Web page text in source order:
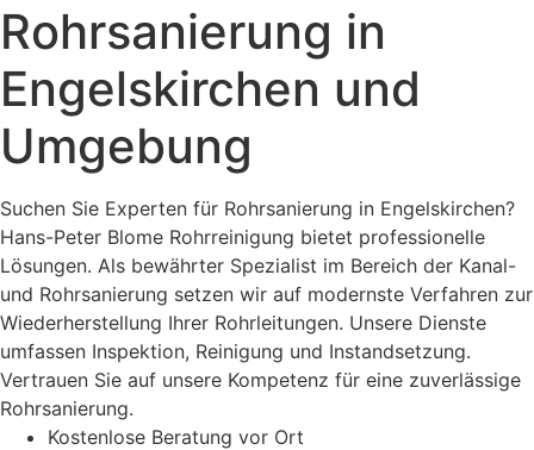
Rohrsanierung in
Engelskirchen und
Umgebung
Suchen Sie Experten für Rohrsanierung in Engelskirchen?
Hans-Peter Blome Rohrreinigung bietet professionelle
Lösungen. Als bewährter Spezialist im Bereich der Kanal-
und Rohrsanierung setzen wir auf modernste Verfahren zur
Wiederherstellung Ihrer Rohrleitungen. Unsere Dienste
umfassen Inspektion, Reinigung und Instandsetzung.
Vertrauen Sie auf unsere Kompetenz für eine zuverlässige
Rohrsanierung.
Kostenlose Beratung vor Ort